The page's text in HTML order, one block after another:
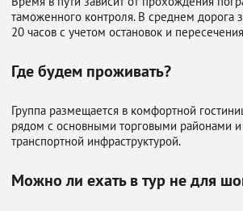
таможенного контроля. В среднем дорога
20 часов с учетом остановок и
Где будем проживать?
Группа размещается в комфортной
рядом с основными торговыми районами
транспортной инфраструктурой.
Можно ли ехать в тур не для